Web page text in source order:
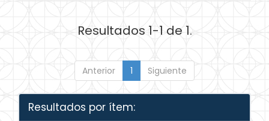
Resultados 1-1 de 1.
Anterior 1 Siguiente
Resultados por ítem: